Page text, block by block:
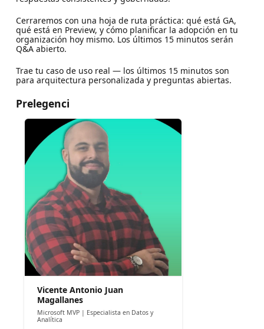
Cerraremos con una hoja de ruta práctica: qué está GA,
qué está en Preview, y cómo planificar la adopción en tu
organización hoy mismo. Los últimos 15 minutos serán
Q&A abierto.
Trae tu caso de uso real — los últimos 15 minutos son
para arquitectura personalizada y preguntas abiertas.
Prelegenci
Vicente Antonio Juan
Magallanes
Microsoft MVP | Especialista en Datos y
Analítica